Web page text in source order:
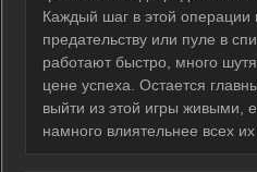
Каждый шаг в этой операции
предательству или пуле в
работают быстро, много
цене успеха. Остается
выйти из этой игры живыми,
намного влиятельнее всех